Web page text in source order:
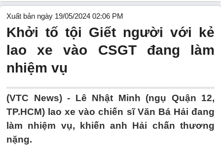
Xuất bản ngày 19/05/2024 02:06 PM
Khởi tố tội Giết người với kẻ
lao xe vào CSGT đang làm
nhiệm vụ
(VTC News) - Lê Nhật Minh (ngụ Quận 12,
TP.HCM) lao xe vào chiến sĩ Văn Bá Hải đang
làm nhiệm vụ, khiến anh Hải chấn thương
nặng.